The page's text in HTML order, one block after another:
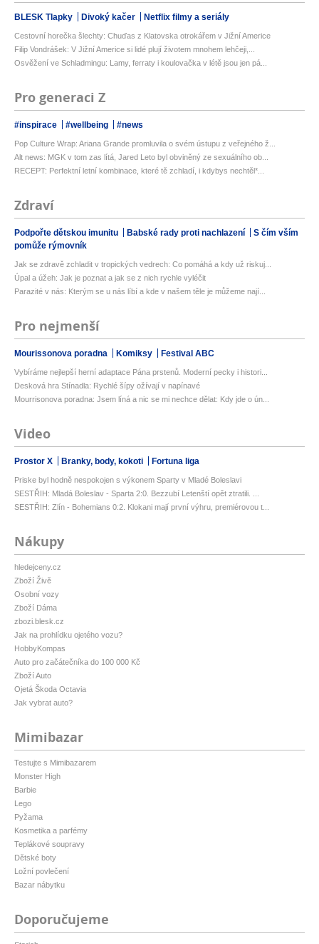
BLESK Tlapky Divoký kačer Netflix filmy a seriály
Cestovní horečka šlechty: Chuďas z Klatovska otrokářem v Jižní Americe
Filip Vondrášek: V Jižní Americe si lidé plují životem mnohem lehčeji,...
Osvěžení ve Schladmingu: Lamy, ferraty i koulovačka v létě jsou jen pá...
Pro generaci Z
#inspirace #wellbeing #news
Pop Culture Wrap: Ariana Grande promluvila o svém ústupu z veřejného ž...
Alt news: MGK v tom zas lítá, Jared Leto byl obviněný ze sexuálního ob...
RECEPT: Perfektní letní kombinace, které tě zchladí, i kdybys nechtěl*...
Zdraví
Podpořte dětskou imunitu Babské rady proti nachlazení
S čím vším
pomůže rýmovník
Jak se zdravě zchladit v tropických vedrech: Co pomáhá a kdy už riskuj...
Úpal a úžeh: Jak je poznat a jak se z nich rychle vyléčit
Parazité v nás: Kterým se u nás líbí a kde v našem těle je můžeme nají...
Pro nejmenší
Mourissonova poradna Komiksy Festival ABC
Vybíráme nejlepší herní adaptace Pána prstenů. Moderní pecky i histori...
Desková hra Stínadla: Rychlé šípy ožívají v napínavé
Mourrisonova poradna: Jsem líná a nic se mi nechce dělat: Kdy jde o ún...
Video
Prostor X Branky, body, kokoti Fortuna liga
Priske byl hodně nespokojen s výkonem Sparty v Mladé Boleslavi
SESTŘIH: Mladá Boleslav - Sparta 2:0. Bezzubí Letenští opět ztratili. ...
SESTŘIH: Zlín - Bohemians 0:2. Klokani mají první výhru, premiérovou t...
Nákupy
hledejceny.cz
Zboží Živě
Osobní vozy
Zboží Dáma
zbozi.blesk.cz
Jak na prohlídku ojetého vozu?
HobbyKompas
Auto pro začátečníka do 100 000 Kč
Zboží Auto
Ojetá Škoda Octavia
Jak vybrat auto?
Mimibazar
Testujte s Mimibazarem
Monster High
Barbie
Lego
Pyžama
Kosmetika a parfémy
Teplákové soupravy
Dětské boty
Ložní povlečení
Bazar nábytku
Doporučujeme